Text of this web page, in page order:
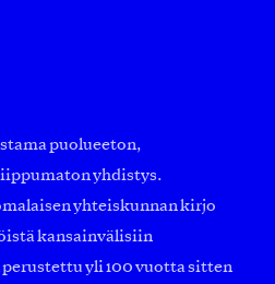
puolueeton,
yhdistys.
yhteiskunnan kirjo
kansainvälisiin
yli 100 vuotta sitten